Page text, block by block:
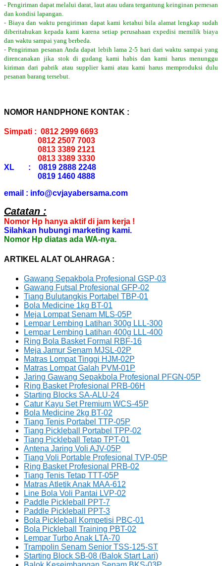
- Pengiriman dapat melalui darat, laut atau udara tergantung keinginan pemesan
dan kondisi lapangan.
- Biaya dan waktu pengiriman dapat kami ketahui bila alamat lengkap sudah
diberitahukan kepada kami karena setiap perusahaan expedisi memilik biaya
dan waktu sampai yang berbeda.
- Pengiriman pesanan Anda dapat lebih lama 2-5 hari dari waktu sampai yang
direncanakan jika stok di gudang kami habis dan kami harus menunggu
kiriman dari pabrik atau supplier kami atau kami harus memproduksi dulu
pesanan barang tersebut.
NOMOR HANDPHONE KONTAK :
Simpati : 0812 2999 6693
0812 2507 7003
0813 3389 2121
0813 3389 3330
XL : 0819 2888 2248
0819 1460 4888
email : info@cvjayabersama.com
Catatan :
Nomor Hp hanya aktif di jam kerja !
Silahkan hubungi marketing kami.
Nomor Hp diatas ada WA-nya.
ARTIKEL ALAT OLAHRAGA :
Gawang Sepakbola Profesional GSP-03
Gawang Futsal Profesional GFP-02
Tiang Bulutangkis Portabel TBP-01
Bola Medicine 1kg BT-01
Meja Lompat Senam MLS-05P
Lempar Lembing Latihan 300g LLL-300
Lempar Lembing Latihan 400g LLL-400
Ring Bola Basket Formal RBF-16
Meja Jamur Senam MJSL-02P
Matras Lompat Tinggi HJM-02P
Matras Lompat Galah PVM-01P
Jaring Gawang Sepakbola Profesional PFGN-05P
Ring Basket Profesional PRB-06H
Starting Blocks SA-ALU-24
Catur Kayu Set Premium WCS-45P
Bola Medicine 2kg BT-02
Tiang Tenis Portabel TTP-05P
Tiang Pickleball Portabel TPP-02
Tiang Pickleball Tetap TPT-01
Antena Jaring Voli AJV-05P
Tiang Voli Portable Profesional TVP-05P
Ring Basket Profesional PRB-02
Tiang Tenis Tetap TTT-05P
Matras Atletik Anak MAA-612
Line Bola Voli Pantai LVP-02
Paddle Pickleball PPT-7
Paddle Pickleball PPT-3
Bola Pickleball Kompetisi PBC-01
Bola Pickleball Training PBT-02
Lempar Turbo Anak LTA-70
Trampolin Senam Senior TSS-125-ST
Starting Block SB-08 (Balok Start Lari)